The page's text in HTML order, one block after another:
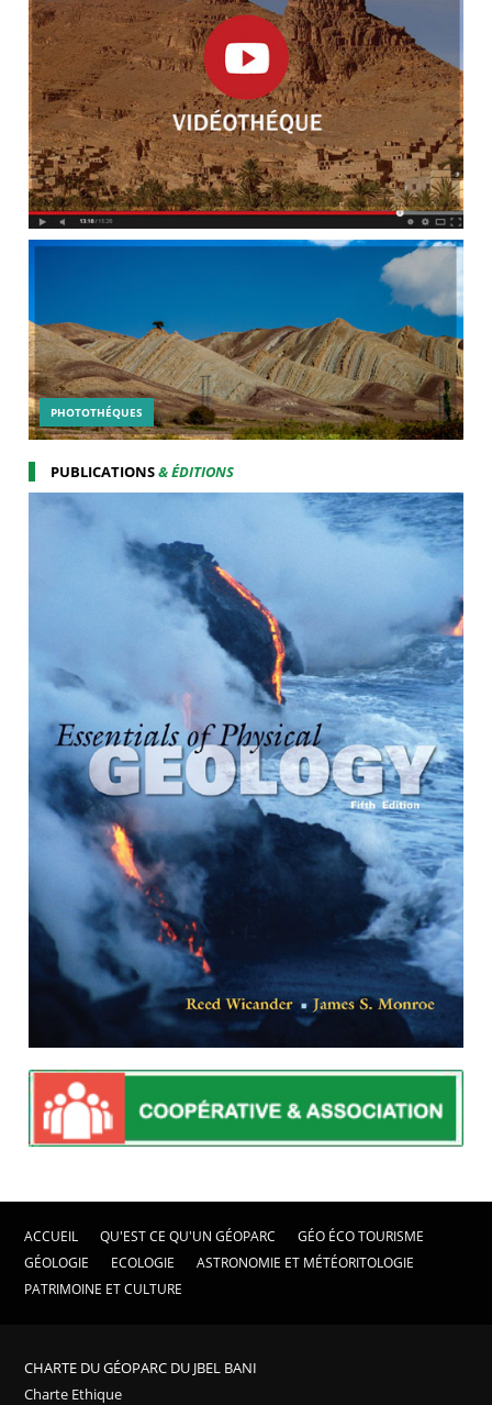
PHOTOTHÉQUES
PUBLICATIONS& ÉDITIONS
ACCUEIL QU'EST CE QU'UN GÉOPARC
GÉO ÉCO TOURISME
GÉOLOGIE
ECOLOGIE
ASTRONOMIE ET MÉTÉORITOLOGIE
PATRIMOINE ET CULTURE
CHARTE DU GÉOPARC DU JBEL BANI
Charte Ethique